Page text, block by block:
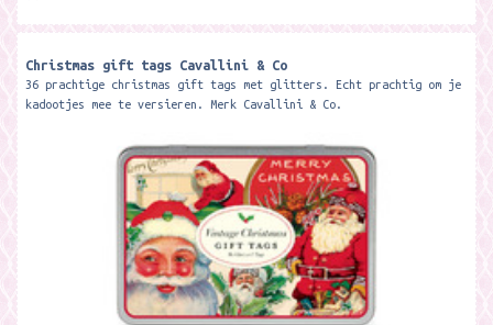
Christmas gift tags Cavallini & Co
36 prachtige christmas gift tags met glitters. Echt prachtig om je
kadootjes mee te versieren. Merk Cavallini & Co.